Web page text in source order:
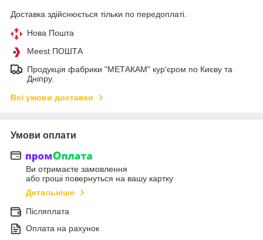
Доставка здійснюється тільки по передоплаті.
Нова Пошта
Meest ПОШТА
Продукція фабрики "МЕТАКАМ" кур'єром по Києву та
Дніпру.
Всі умови доставки
Умови оплати
Ви отримаєте замовлення
або гроші повернуться на вашу картку
Детальніше
Післяплата
Оплата на рахунок